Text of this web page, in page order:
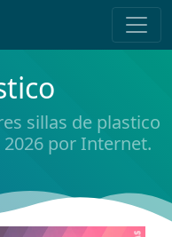
sillas de plastico
por Internet.